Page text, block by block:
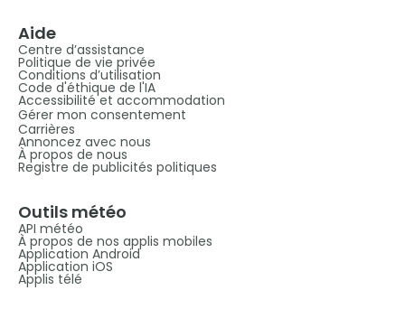
Aide
Centre d’assistance
Politique de vie privée
Conditions d’utilisation
Code d'éthique de l'IA
Accessibilité et accommodation
Gérer mon consentement
Carrières
Annoncez avec nous
À propos de nous
Registre de publicités politiques
Outils météo
API météo
À propos de nos applis mobiles
Application Android
Application iOS
Applis télé